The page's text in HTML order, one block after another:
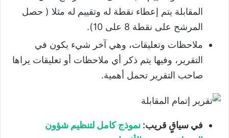
المقابلة يتم إعطاء نقطة له وتقييم له مثلا ( حصل
المرشح على نقطة 8 على 10).
ملاحظات وتعليقات، وهي آخر شيء يكون في
التقرير، وفيها يتم ذكر أي ملاحظات أو تعليقات يراها
صاحب التقرير تحمل أهمية.
في سياقٍ قريب: نموذج كامل لتنظيم شؤون